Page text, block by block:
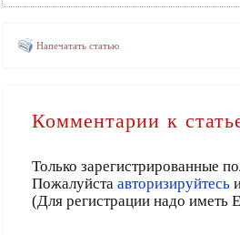
Напечатать статью
Комментарии к
Только зарегистрированные
Пожалуйста авторизируйтесь
(Для регистрации надо иметь